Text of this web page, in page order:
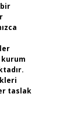
taslak